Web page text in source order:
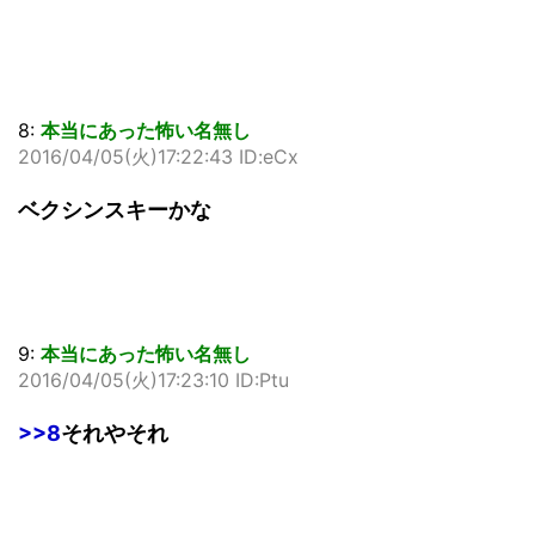
8: 本当にあった怖い名無し
2016/04/05(火)17:22:43 ID:eCx
ベクシンスキーかな
9: 本当にあった怖い名無し
2016/04/05(火)17:23:10 ID:Ptu
>>8それやそれ